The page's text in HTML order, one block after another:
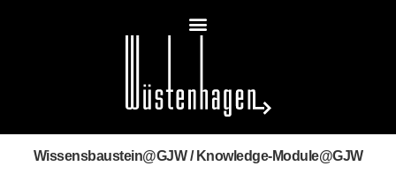
Wissensbaustein@GJW / Knowledge-Module@GJW